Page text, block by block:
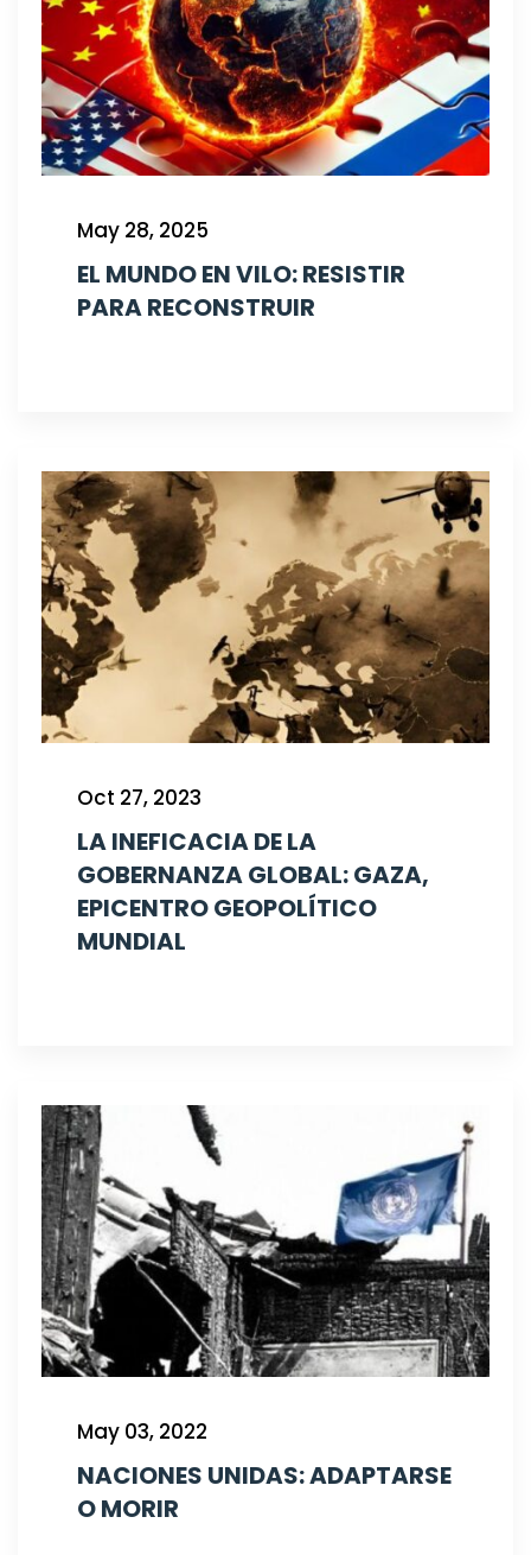
May 28, 2025
EL MUNDO EN VILO: RESISTIR
PARA RECONSTRUIR
Oct 27, 2023
LA INEFICACIA DE LA
GOBERNANZA GLOBAL: GAZA,
EPICENTRO GEOPOLÍTICO
MUNDIAL
May 03, 2022
NACIONES UNIDAS: ADAPTARSE
O MORIR